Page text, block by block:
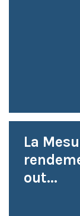
La
out...